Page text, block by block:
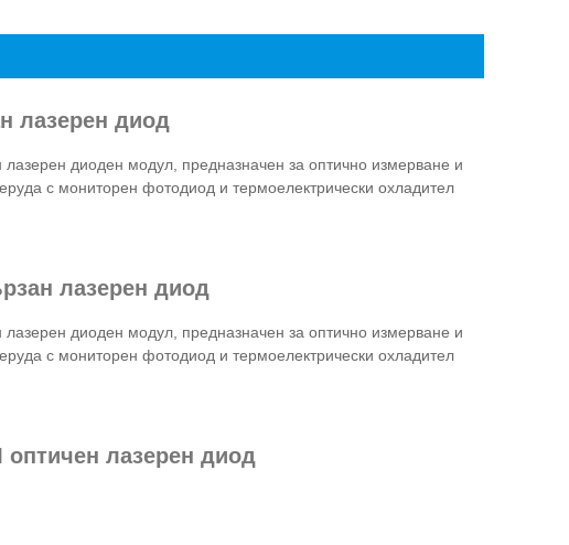
лазерен диод
диоден модул, предназначен за оптично измерване и
с мониторен фотодиод и термоелектрически охладител
лазерен диод
диоден модул, предназначен за оптично измерване и
с мониторен фотодиод и термоелектрически охладител
оптичен лазерен диод